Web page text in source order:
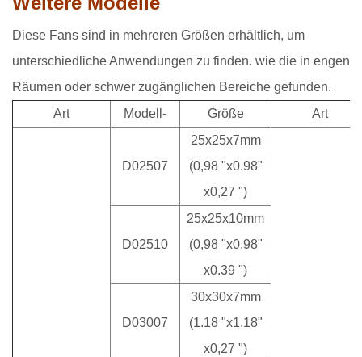
Diese Fans sind in mehreren Größen erhältlich, um
unterschiedliche Anwendungen zu finden. wie die in engen
Räumen oder schwer zugänglichen Bereiche gefunden.
Art
Modell- Größe Art
D02507
25x25x7mm
(0,98 "x0.98"
x0,27 ")
D02510
25x25x10mm
(0,98 "x0.98"
x0.39 ")
D03007
30x30x7mm
(1.18 "x1.18"
x0,27 ")